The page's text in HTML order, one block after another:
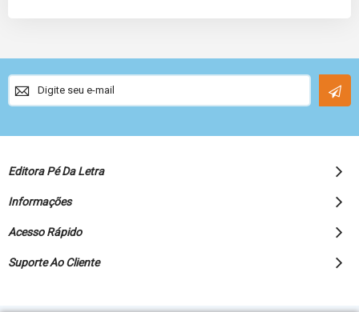
Sign
Up
for
Newsletter:
Editora Pé Da Letra
Informações
Acesso Rápido
Suporte Ao Cliente